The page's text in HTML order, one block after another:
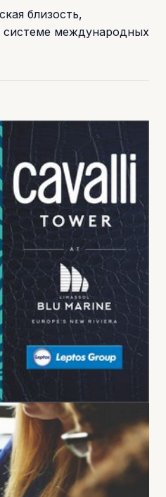
близость,
международных